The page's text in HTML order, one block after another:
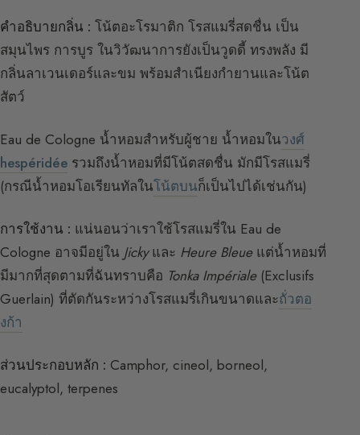
คำอธิบายกลิ่น : โน้ตอะโรมาติก โรสแมรี่สดชื่น เป็น
สมุนไพร การบูร ในวิวัฒนาการยังเป็นวูดดี้ ทรงพลัง มี
กลิ่นลาเวนเดอร์และขม พร้อมสำเนียงกำยานและโน้ต
สัตว์
Eau de Cologne น้ำหอมสำหรับผู้ชาย น้ำหอมในวงศ์
hespéridée รวมถึงน้ำหอมที่มีโน้ตสดชื่น มักมีโรสแมรี่
(กรณีน้ำหอมโอเรียนทัลในโน้ตบนก็เป็นไปได้เช่นกัน)
การใช้งาน : แน่นอนว่าเราใช้โรสแมรี่ใน Eau de
Cologne อาจมีอยู่ใน Jickyและ Heure Bleueแต่น้ำหอมที่
มีมากที่สุดตามที่ฉันทราบคือ Tonka Impériale(Exclusifs
Guerlain) ที่ตัดกันระหว่างโรสแมรี่เกินขนาดและถั่วตอ
งก้า
ส่วนประกอบหลัก : Camphor, cineol, borneol,
eucalyptol, terpenes